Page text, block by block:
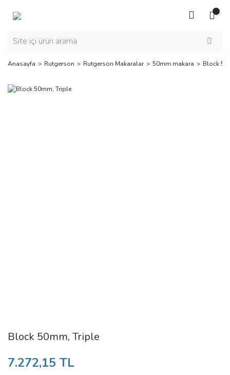
Anasayfa Rutgerson Rutgerson Makaralar 50mm makara Block
Block 50mm, Triple
7.272,15 TL